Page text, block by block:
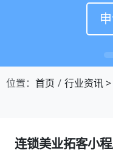
位置： 首页 行业资讯>
连锁美业拓客小